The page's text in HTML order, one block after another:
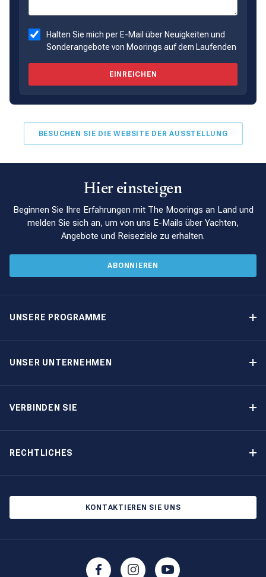
Halten Sie mich per E-Mail über Neuigkeiten und
Sonderangebote von Moorings auf dem Laufenden
EINREICHEN
BESUCHEN SIE DIE WEBSITE DER AUSSTELLUNG
Hier einsteigen
Beginnen Sie Ihre Erfahrungen mit The Moorings an Land und
melden Sie sich an, um von uns E-Mails über Yachten,
Angebote und Reiseziele zu erhalten.
ABONNIEREN
UNSERE PROGRAMME
UNSER UNTERNEHMEN
VERBINDEN SIE
RECHTLICHES
KONTAKTIEREN SIE UNS